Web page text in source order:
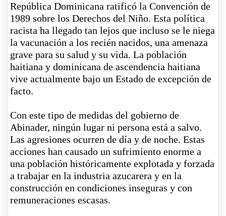
República Dominicana ratificó la Convención de
1989 sobre los Derechos del Niño. Esta política
racista ha llegado tan lejos que incluso se le niega
la vacunación a los recién nacidos, una amenaza
grave para su salud y su vida. La población
haitiana y dominicana de ascendencia haitiana
vive actualmente bajo un Estado de excepción de
facto.
Con este tipo de medidas del gobierno de
Abinader, ningún lugar ni persona está a salvo.
Las agresiones ocurren de día y de noche. Estas
acciones han causado un sufrimiento enorme a
una población históricamente explotada y forzada
a trabajar en la industria azucarera y en la
construcción en condiciones inseguras y con
remuneraciones escasas.